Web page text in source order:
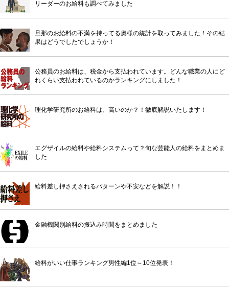
リーダーのお給料も調べてみました
旦那のお給料の不満を持ってる奥様の統計を取ってみました！その結
果はどうでしたでしょうか！
公務員のお給料は、税金から支払われています。どんな職業の人にど
れくらい支払われているのかランキングにしました！
理化学研究所のお給料は、高いのか？！徹底解説いたします！
エグザイルの給料や給料システムって？旬な芸能人の給料をまとめま
した
給料差し押さえされるパターンや不安などを解説！！
金融機関別給料の振込み時間をまとめました
給料がいい仕事ランキング男性編1位～10位発表！